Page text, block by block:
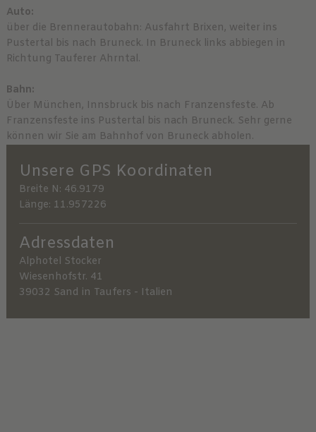
Auto:
über die Brennerautobahn: Ausfahrt Brixen, weiter ins
Pustertal bis nach Bruneck. In Bruneck links abbiegen in
Richtung Tauferer Ahrntal.
Bahn:
Über München, Innsbruck bis nach Franzensfeste. Ab
Franzensfeste ins Pustertal bis nach Bruneck. Sehr gerne
können wir Sie am Bahnhof von Bruneck abholen.
Unsere GPS Koordinaten
Breite N: 46.9179
Länge: 11.957226
Adressdaten
Alphotel Stocker
Wiesenhofstr. 41
39032 Sand in Taufers - Italien